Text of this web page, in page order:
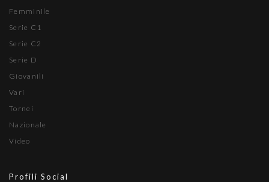
Femminile
Serie C1
Serie C2
Serie D
Giovanili
Vari
Tornei
Nazionale
Video
Profili Social